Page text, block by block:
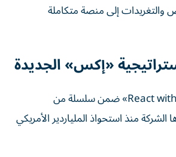
إلى منصة متكاملة
«إكس» الجديدة
يأتي إطلاق «React with Video» ضمن سلسلة من
الشركة منذ استحواذ الملياردير الأمريكي